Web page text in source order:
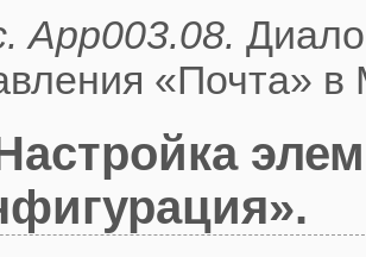
App003.08.
«Почта» в